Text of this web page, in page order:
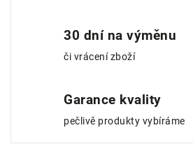
30 dní na výměnu
či vrácení zboží
Garance kvality
pečlivě produkty vybíráme